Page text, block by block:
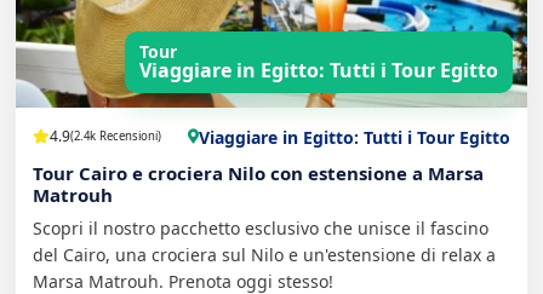
Tour
Viaggiare in Egitto: Tutti i Tour Egitto
4.9(2.4k Recensioni) Viaggiare in Egitto: Tutti i Tour Egitto
Tour Cairo e crociera Nilo con estensione a Marsa
Matrouh
Scopri il nostro pacchetto esclusivo che unisce il fascino
del Cairo, una crociera sul Nilo e un'estensione di relax a
Marsa Matrouh. Prenota oggi stesso!